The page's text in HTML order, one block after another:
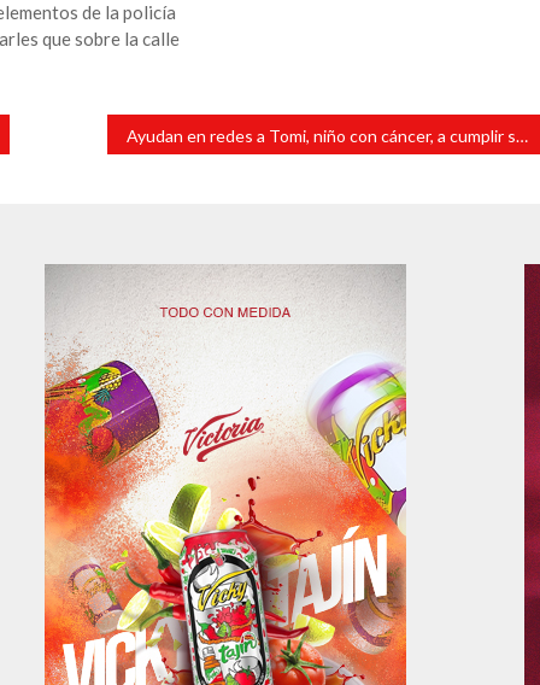
de la policía
que sobre la calle
Ayudan en redes a Tomi, niño con cáncer, a cumplir su sueño de ser youtuber